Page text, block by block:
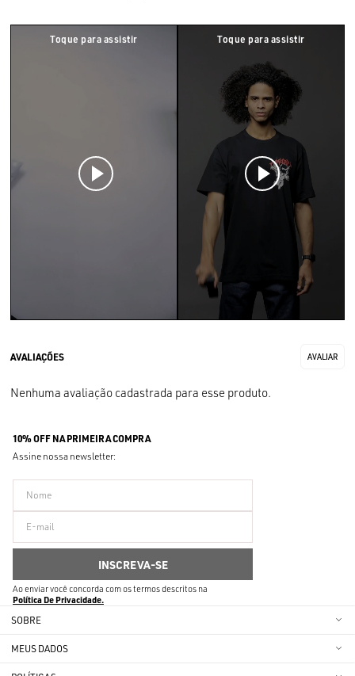
Nenhuma avaliação cadastrada para esse produto.
10% OFF NA PRIMEIRA COMPRA
Assine nossa newsletter:
Ao enviar você concorda com os termos descritos na
Política De Privacidade
SOBRE
MEUS DADOS